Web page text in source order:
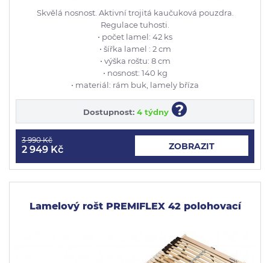
Skvělá nosnost. Aktivní trojitá kaučuková pouzdra.
Regulace tuhosti.
• počet lamel: 42 ks
• šířka lamel : 2 cm
• výška roštu: 8 cm
• nosnost: 140 kg
• materiál: rám buk, lamely bříza
Dostupnost: 4 týdny ?
3 990 Kč
2 949 Kč ZOBRAZIT
Lamelový rošt PREMIFLEX 42 polohovací